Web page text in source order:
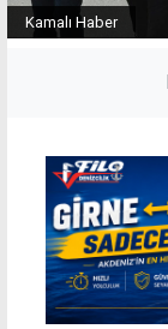
Kamalı Haber